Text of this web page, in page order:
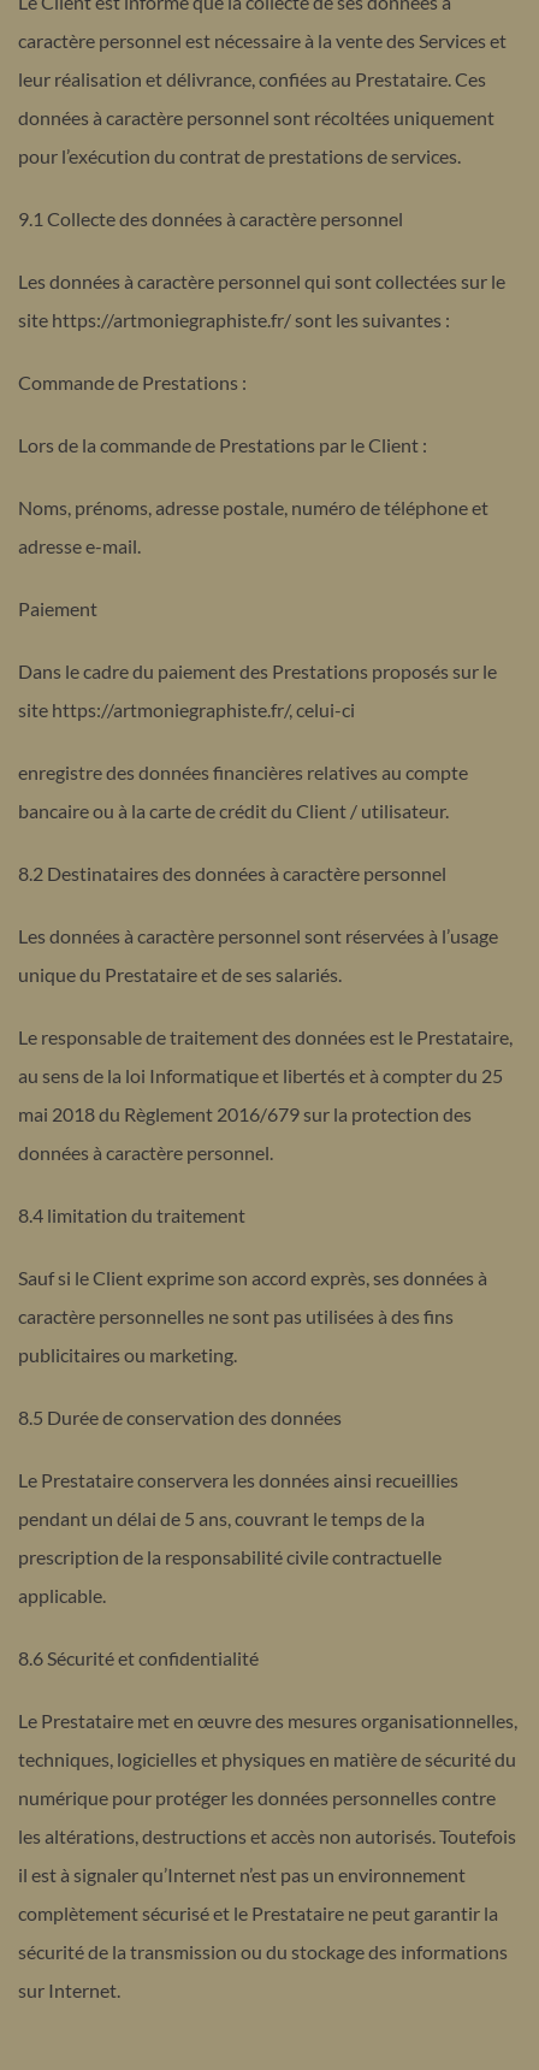
caractère personnel est nécessaire à la vente des Services et
leur réalisation et délivrance, confiées au Prestataire. Ces
données à caractère personnel sont récoltées uniquement
pour l’exécution du contrat de prestations de services.
9.1 Collecte des données à caractère personnel
Les données à caractère personnel qui sont collectées sur le
site https://artmoniegraphiste.fr/ sont les suivantes :
Commande de Prestations :
Lors de la commande de Prestations par le Client :
Noms, prénoms, adresse postale, numéro de téléphone et
adresse e-mail.
Paiement
Dans le cadre du paiement des Prestations proposés sur le
site https://artmoniegraphiste.fr/, celui-ci
enregistre des données financières relatives au compte
bancaire ou à la carte de crédit du Client / utilisateur.
8.2 Destinataires des données à caractère personnel
Les données à caractère personnel sont réservées à l’usage
unique du Prestataire et de ses salariés.
Le responsable de traitement des données est le Prestataire,
au sens de la loi Informatique et libertés et à compter du 25
mai 2018 du Règlement 2016/679 sur la protection des
données à caractère personnel.
8.4 limitation du traitement
Sauf si le Client exprime son accord exprès, ses données à
caractère personnelles ne sont pas utilisées à des fins
publicitaires ou marketing.
8.5 Durée de conservation des données
Le Prestataire conservera les données ainsi recueillies
pendant un délai de 5 ans, couvrant le temps de la
prescription de la responsabilité civile contractuelle
applicable.
8.6 Sécurité et confidentialité
Le Prestataire met en œuvre des mesures organisationnelles,
techniques, logicielles et physiques en matière de sécurité du
numérique pour protéger les données personnelles contre
les altérations, destructions et accès non autorisés. Toutefois
il est à signaler qu’Internet n’est pas un environnement
complètement sécurisé et le Prestataire ne peut garantir la
sécurité de la transmission ou du stockage des informations
sur Internet.